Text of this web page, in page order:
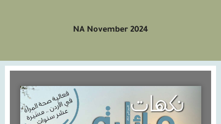
NA November 2024